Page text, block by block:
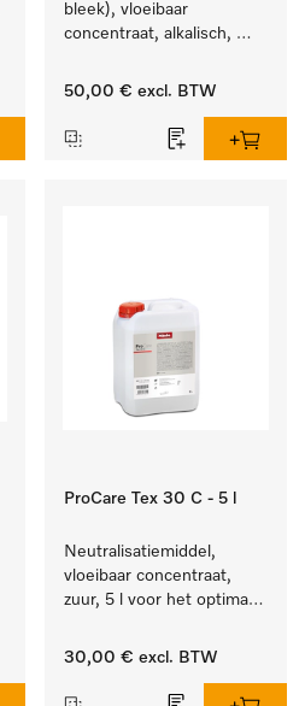
bleek), vloeibaar
concentraat, alkalisch,
wit wasgoed en
50,00 € excl. BTW
ProCare Tex 30 C - 5 l
Neutralisatiemiddel,
vloeibaar concentraat,
zuur, 5 l voor het optimaal
textiel door betrouwbare
30,00 € excl. BTW